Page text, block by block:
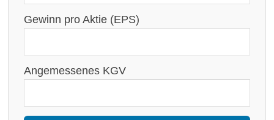
Gewinn pro Aktie (EPS)
Angemessenes KGV